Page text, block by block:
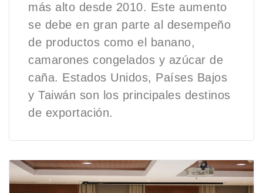
más alto desde 2010. Este aumento
se debe en gran parte al desempeño
de productos como el banano,
camarones congelados y azúcar de
caña. Estados Unidos, Países Bajos
y Taiwán son los principales destinos
de exportación.